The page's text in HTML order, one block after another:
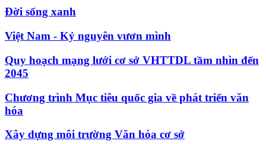
Đời sống xanh
Việt Nam - Kỷ nguyên vươn mình
Quy hoạch mạng lưới cơ sở VHTTDL tầm nhìn đến
2045
Chương trình Mục tiêu quốc gia về phát triển văn
hóa
Xây dựng môi trường Văn hóa cơ sở